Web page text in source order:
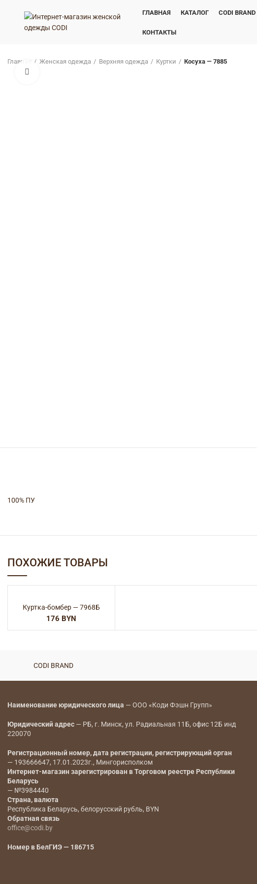
ГЛАВНАЯ КАТАЛОГ CODI BRAND
КОНТАКТЫ
Главная Женская одежда Верхняя одежда Куртки Косуха — 7885
100% ПУ
ПОХОЖИЕ ТОВАРЫ
Куртка-бомбер — 7968Б
BYN
CODI BRAND
Наименование юридического лица — ООО «Коди Фэшн Групп»
Юридический адрес — РБ, г. Минск, ул. Радиальная 11Б, офис 12Б инд
220070
Регистрационный номер, дата регистрации, регистрирующий орган
— 193666647, 17.01.2023г., Мингорисполком
Интернет-магазин зарегистрирован в Торговом реестре Республики
Беларусь
— №3984440
Страна, валюта
Республика Беларусь, белорусский рубль, BYN
Обратная связь
office@codi.by
Номер в БелГИЭ — 186715